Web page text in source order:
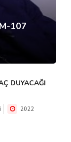
107
DUYACAĞI
2022